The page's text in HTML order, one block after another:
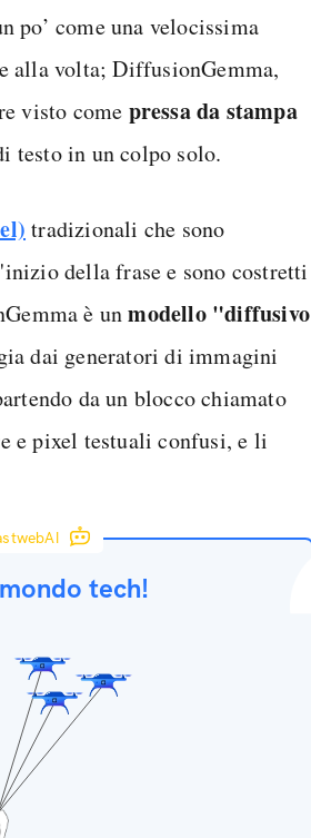
come una velocissima
alla volta; DiffusionGemma,
visto come pressa da stampa
testo in un colpo solo.
tradizionali che sono
della frase e sono costretti
è unmodello "diffusivo
dai generatori di immagini
da un blocco chiamato
e pixel testuali confusi, e li
tech!